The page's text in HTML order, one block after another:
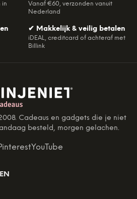
in
Vanaf €60, verzonden vanuit
Nederland
✔ Makkelijk & veilig betalen
iDEAL, creditcard of achteraf met
Billink
Cadeaus en gadgets die je niet
besteld, morgen gelachen.
YouTube